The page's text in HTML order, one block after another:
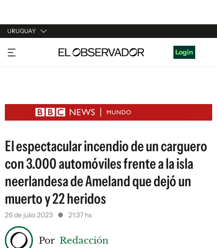
URUGUAY
URUGUAY
ARGENTINA
ESTADOS UNIDOS
Login
El espectacular incendio de un carguero
con 3.000 automóviles frente a la isla
neerlandesa de Ameland que dejó un
muerto y 22 heridos
26 de julio 2023 21:37 hs
Por Redacción